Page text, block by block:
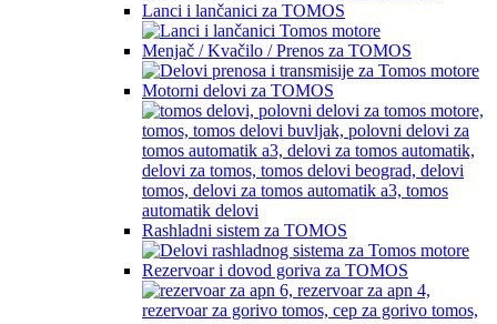
Lanci i lančanici za TOMOS
Menjač / Kvačilo / Prenos za TOMOS
Motorni delovi za TOMOS
Rashladni sistem za TOMOS
Rezervoar i dovod goriva za TOMOS